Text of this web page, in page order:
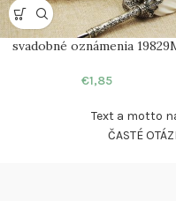
svadobné oznámenia
€1,85
Text a motto
ČASTÉ